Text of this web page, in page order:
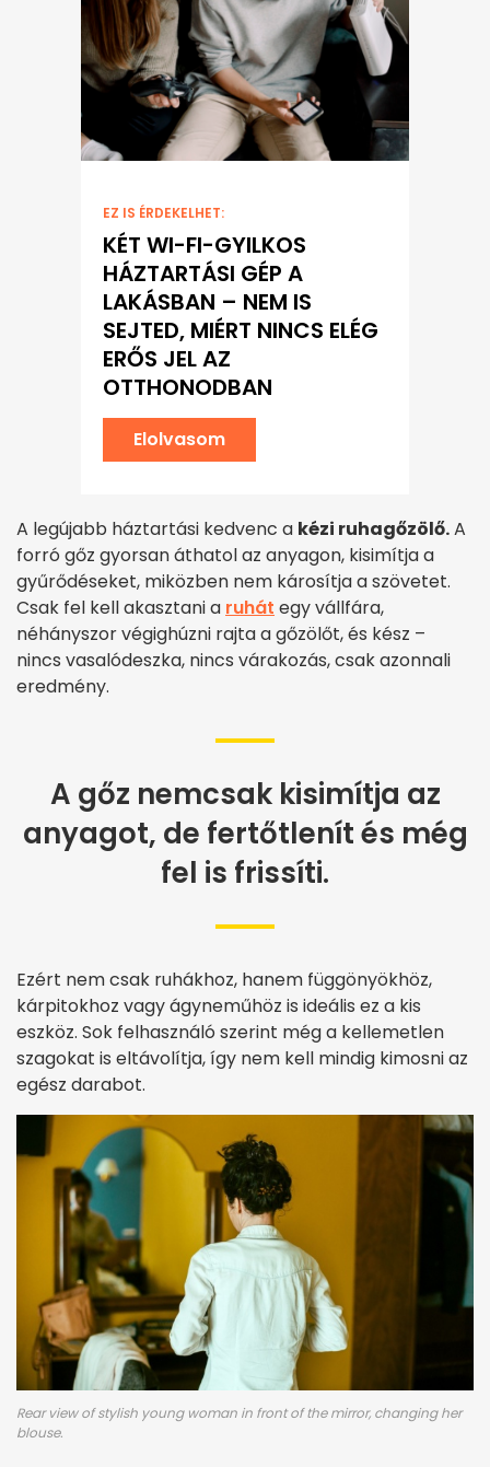
EZ IS ÉRDEKELHET:
KÉT WI-FI-GYILKOS
HÁZTARTÁSI GÉP A
LAKÁSBAN – NEM IS
SEJTED, MIÉRT NINCS ELÉG
ERŐS JEL AZ
OTTHONODBAN
Elolvasom
A legújabb háztartási kedvenc a kézi ruhagőzölő.A
forró gőz gyorsan áthatol az anyagon, kisimítja a
gyűrődéseket, miközben nem károsítja a szövetet.
Csak fel kell akasztani a ruhát egy vállfára,
néhányszor végighúzni rajta a gőzölőt, és kész –
nincs vasalódeszka, nincs várakozás, csak azonnali
eredmény.
A gőz nemcsak kisimítja az
anyagot, de fertőtlenít és még
fel is frissíti.
Ezért nem csak ruhákhoz, hanem függönyökhöz,
kárpitokhoz vagy ágyneműhöz is ideális ez a kis
eszköz. Sok felhasználó szerint még a kellemetlen
szagokat is eltávolítja, így nem kell mindig kimosni az
egész darabot.
Rear view of stylish young woman in front of the mirror, changing her
blouse.